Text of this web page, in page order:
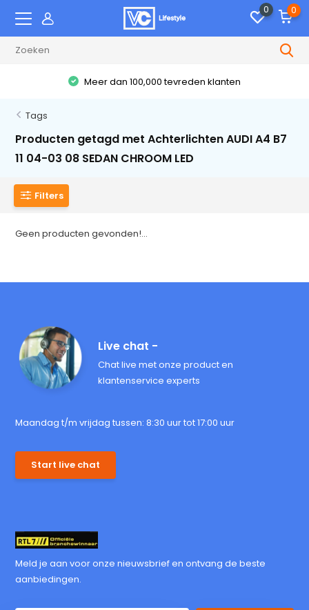
0 0
Meer dan 100,000 tevreden klanten
Tags
Producten getagd met Achterlichten AUDI A4 B7
11 04-03 08 SEDAN CHROOM LED
Filters
Geen producten gevonden!...
Live chat -
Chat live met onze product en
klantenservice experts
Maandag t/m vrijdag tussen: 8:30 uur tot 17:00 uur
Start live chat
Meld je aan voor onze nieuwsbrief en ontvang de beste
aanbiedingen.